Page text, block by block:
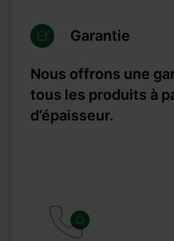
Garantie
Nous offrons une
tous les produits à
d’épaisseur.